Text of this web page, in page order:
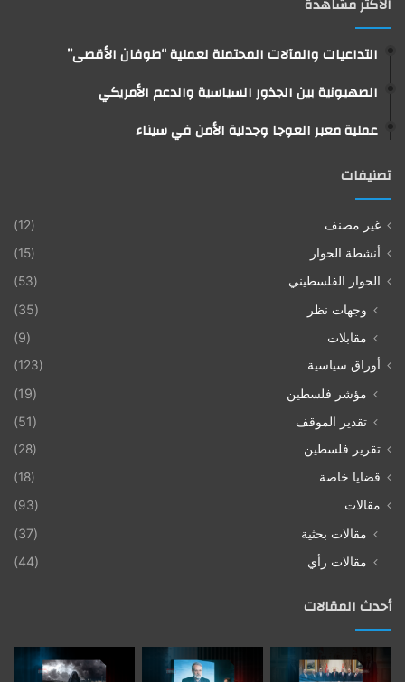
التداعيات والمآلات المحتملة لعملية “طوفان الأقصى”
الصهيونية بين الجذور السياسية والدعم الأمريكي
عملية معبر العوجا وجدلية الأمن في سيناء
تصنيفات
غير مصنف
(12)
أنشطة الحوار
(15)
الحوار الفلسطيني
(53)
وجهات نظر
(35)
مقابلات
(9)
أوراق سياسية (123)
مؤشر فلسطين
(19)
تقدير الموقف
(51)
تقرير فلسطين
(28)
قضايا خاصة
(18)
مقالات
(93)
مقالات بحثية
(37)
مقالات رأي
(44)
أحدث المقالات